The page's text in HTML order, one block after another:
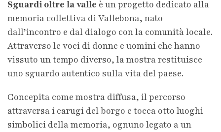
Sguardi oltre la valle è un progetto dedicato alla
memoria collettiva di Vallebona, nato
dall’incontro e dal dialogo con la comunità locale.
Attraverso le voci di donne e uomini che hanno
vissuto un tempo diverso, la mostra restituisce
uno sguardo autentico sulla vita del paese.
Concepita come mostra diffusa, il percorso
attraversa i carugi del borgo e tocca otto luoghi
simbolici della memoria, ognuno legato a un